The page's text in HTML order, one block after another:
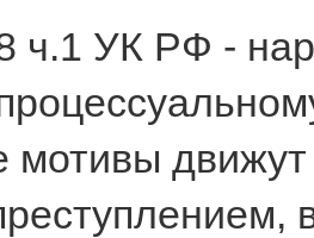
ч.1 УК РФ -
мотивы